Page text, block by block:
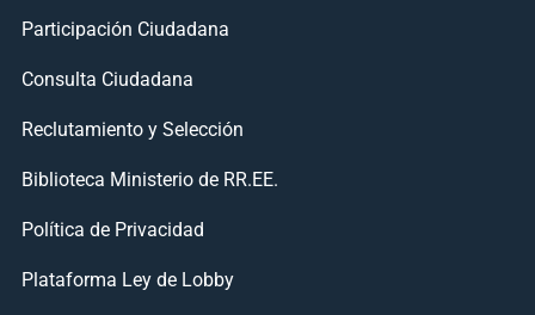
Participación Ciudadana
Consulta Ciudadana
Reclutamiento y Selección
Biblioteca Ministerio de RR.EE.
Política de Privacidad
Plataforma Ley de Lobby